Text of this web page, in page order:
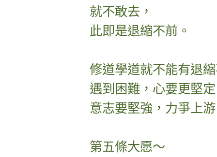
就不敢去，
此即是退縮不前。
修道學道就不能有退
遇到困難，心要更堅
意志要堅強，力爭上
第五條大愿～